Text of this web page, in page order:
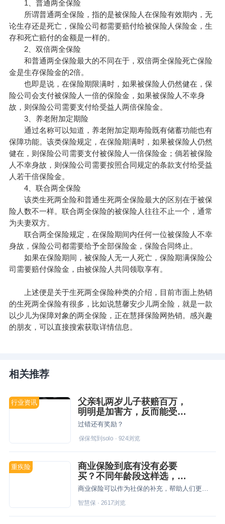
1、普通两全保险
所谓普通两全保险，指的是被保险人在保险有效期内，无
论生存还是死亡，保险公司都需要赔付给被保险人保险金，生
存和死亡赔付的金额是一样的。
2、双倍两全保险
和普通两全保险最大的不同在于，双倍两全保险死亡保险
金是生存保险金的2倍。
也即是说，在保险期限满时，如果被保险人仍然健在，保
险公司会支付被保险人一倍的保险金，如果被保险人不幸身
故，则保险公司需要支付给受益人两倍保险金。
3、养老附加定期险
通过名称可以知道，养老附加定期寿险既有储蓄功能也有
保障功能。该类保险规定，在保险期满时，如果被保险人仍然
健在，则保险公司需要支付被保险人一倍保险金；倘若被保险
人不幸身故，则保险公司需要按照合同规定的条款支付给受益
人若干倍保险金。
4、联合两全保险
该类生死两全险和普通生死两全保险最大的区别在于被保
险人数不一样。联合两全保险的被保险人往往不止一个，通常
为夫妻双方。
联合两全保险规定，在保险期间内任何一位被保险人不幸
身故，保险公司都需要给予全部保险金，保险合同终止。
如果在保险期间，被保险人无一人死亡，保险期满保险公
司需要赔付保险金，由被保险人共同领取享有。
上述便是关于生死两全保险种类的介绍，目前市面上热销
的生死两全保险有很多，比如说慧馨安少儿两全险，就是一款
以少儿为保障对象的两全保险，正在慧择保险网热销。感兴趣
的朋友，可以直接搜索获取详情信息。
相关推荐
行业资讯
父亲轧两岁儿子获赔百万，
明明是加害方，反而能受
益？
过错还有奖励？
保保驾到solo· 924浏览
重疾险
商业保险到底有没有必要
买？不同年龄段这样选，更
科学！
智慧保· 2617浏览